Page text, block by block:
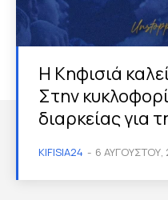
Η Κηφισιά
Στην
διαρκείας για
KIFISIA24 - 6 ΑΥΓΟΎΣΤΟΥ,